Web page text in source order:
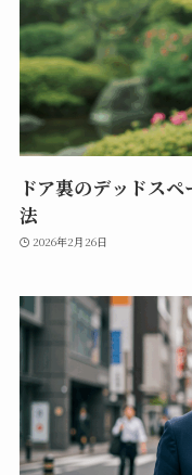
ドア裏のデッドス
法
2026年2月26日